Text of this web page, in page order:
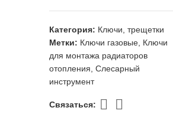
Категория: Ключи, трещетки
Метки: Ключи газовые, Ключи
для монтажа радиаторов
отопления Слесарный
инструмент
Связаться: